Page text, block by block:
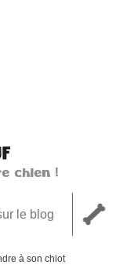
chien !
à son chiot